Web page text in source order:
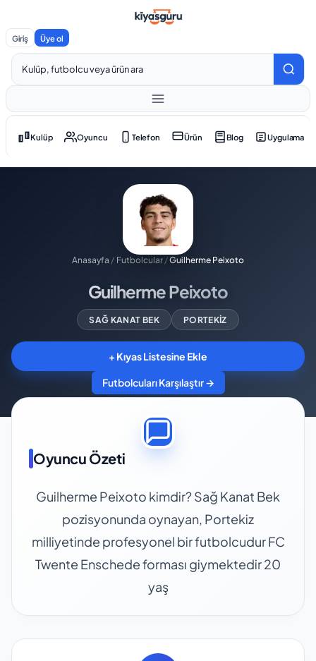
Giriş Üye ol
Kulüp Oyuncu Telefon Ürün Blog Uygulama
Anasayfa / Futbolcular /Guilherme Peixoto
Guilherme Peixoto
SAĞ KANAT BEK PORTEKIZ
+ Kıyas Listesine Ekle
Futbolcuları Karşılaştır →
Oyuncu Özeti
Guilherme Peixoto kimdir? Sağ Kanat Bek
pozisyonunda oynayan, Portekiz
milliyetinde profesyonel bir futbolcudur FC
Twente Enschede forması giymektedir 20
yaş